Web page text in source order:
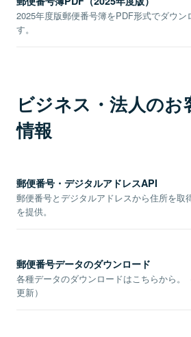
2025年度版郵便番号簿をPDF形式でダウン
す。
ビジネス・法人のお
情報
郵便番号・デジタルアドレスAPI
郵便番号とデジタルアドレスから住所を取
を提供。
郵便番号データのダウンロード
各種データのダウンロードはこちらから。
更新）